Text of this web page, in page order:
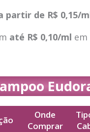
partir de R$ 0,15/
até R$ 0,10/ml em
Onde
Comprar